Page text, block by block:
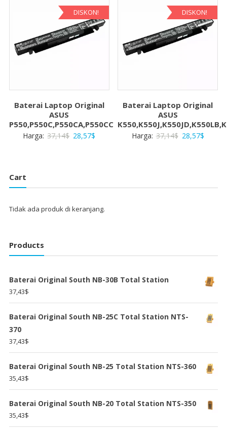
28,57$.
28,57$.
DISKON!
Baterai Laptop Original
ASUS
P550,P550C,P550CA,P550CC
Harga: 37,14$ Harga
28,57$
28,57$.
DISKON!
Baterai Laptop Original
ASUS
Harga: 37,14$ Harga
28,57$Harga
28,57$.
Cart
Tidak ada produk di keranjang.
Products
Baterai Original South NB-30B Total Station
37,43$
Baterai Original South NB-25C Total Station NTS-
370
37,43$
Baterai Original South NB-25 Total Station NTS-360
35,43$
Baterai Original South NB-20 Total Station NTS-350
35,43$